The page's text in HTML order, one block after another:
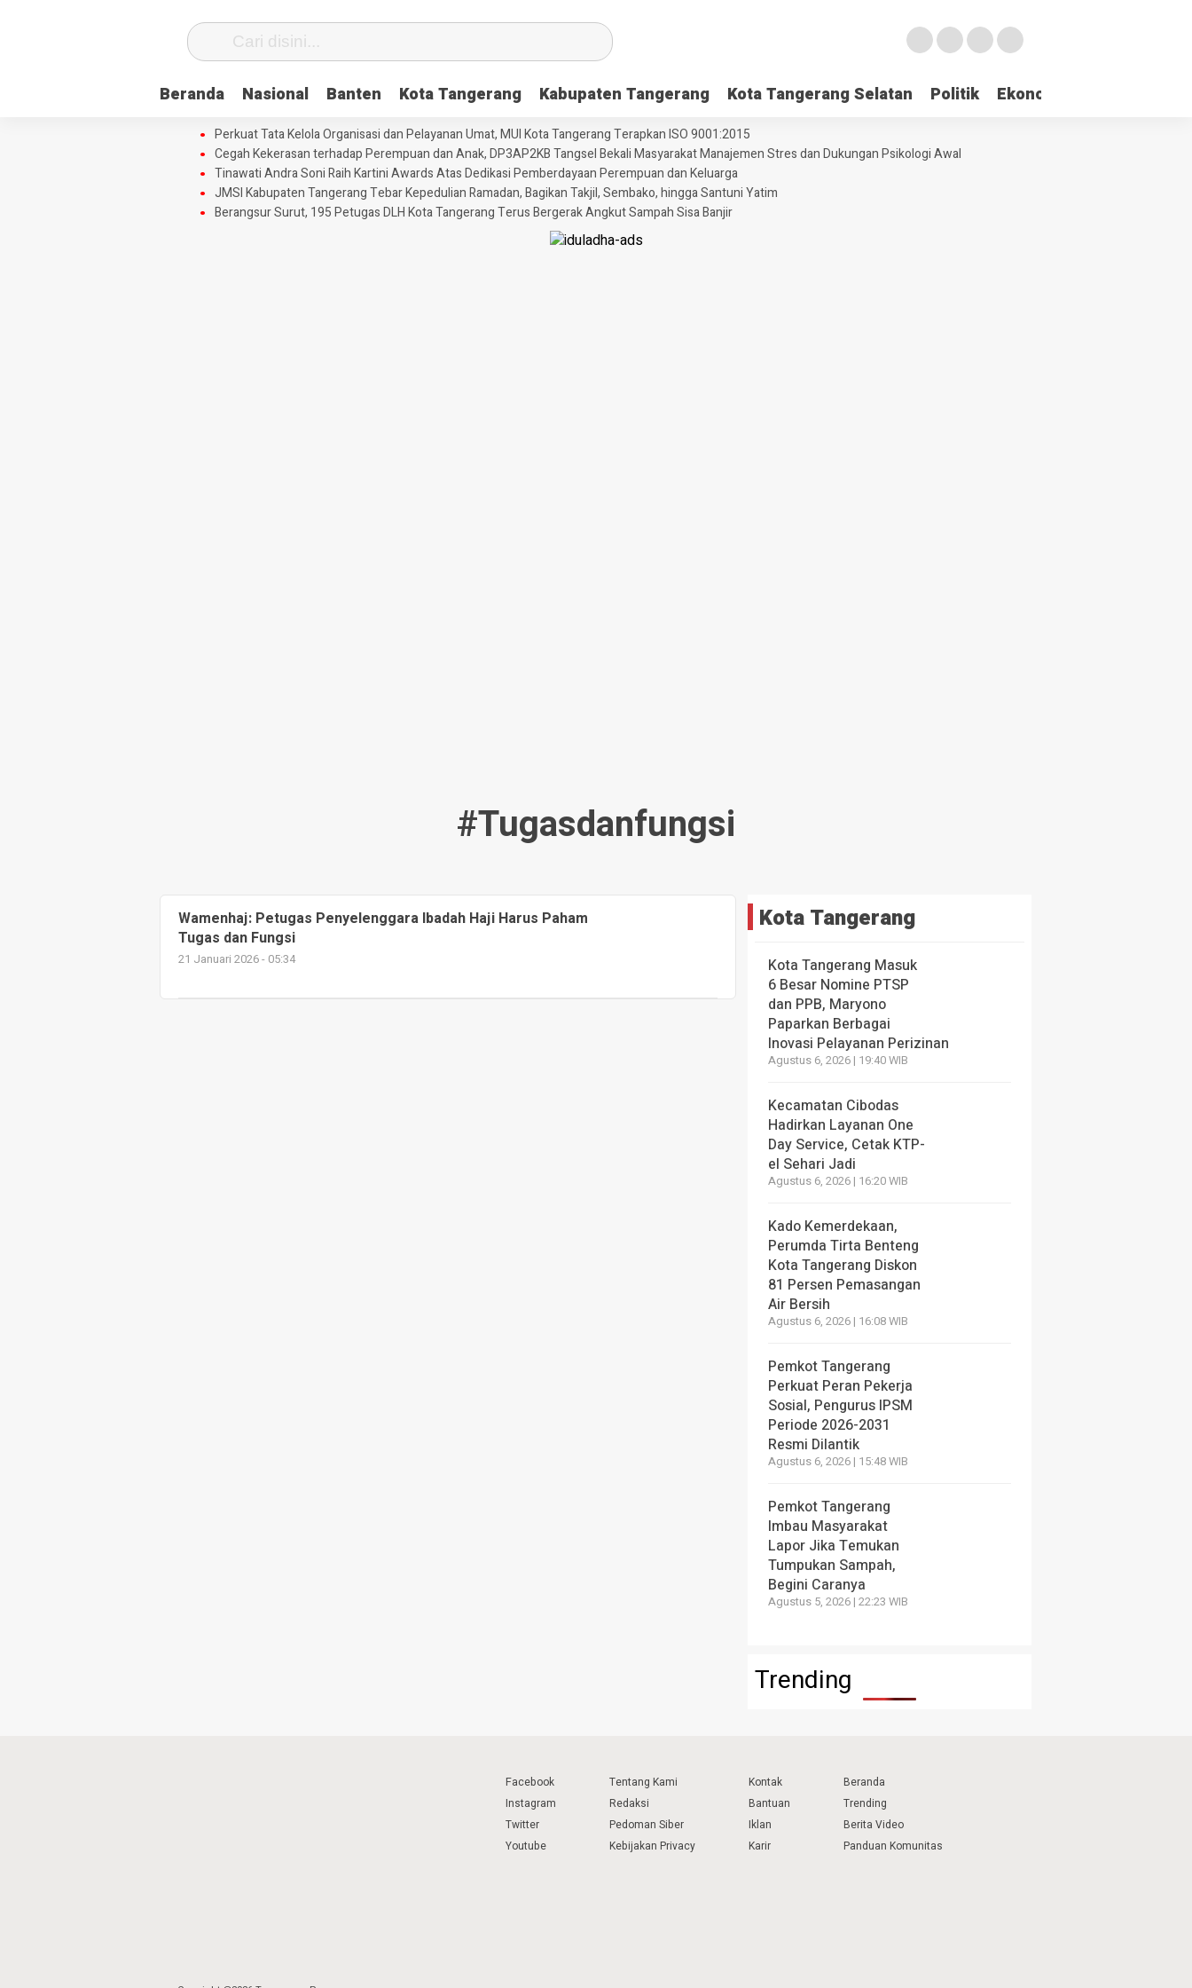
Beranda Nasional Banten Kota Tangerang Kabupaten Tangerang Kota Tangerang Selatan Politik Ekonomi
Perkuat Tata Kelola Organisasi dan Pelayanan Umat, MUI Kota Tangerang Terapkan ISO 9001:2015
Cegah Kekerasan terhadap Perempuan dan Anak, DP3AP2KB Tangsel Bekali Masyarakat Manajemen Stres dan Dukungan Psikologi Awal
Tinawati Andra Soni Raih Kartini Awards Atas Dedikasi Pemberdayaan Perempuan dan Keluarga
JMSI Kabupaten Tangerang Tebar Kepedulian Ramadan, Bagikan Takjil, Sembako, hingga Santuni Yatim
Berangsur Surut, 195 Petugas DLH Kota Tangerang Terus Bergerak Angkut Sampah Sisa Banjir
#tugasdanfungsi
Wamenhaj: Petugas Penyelenggara Ibadah Haji Harus Paham
Tugas dan Fungsi
21 Januari 2026 - 05:34
Kota Tangerang
Kota Tangerang Masuk
6 Besar Nomine PTSP
dan PPB, Maryono
Paparkan Berbagai
Inovasi Pelayanan Perizinan
Agustus 6, 2026 | 19:40 WIB
Kecamatan Cibodas
Hadirkan Layanan One
Day Service, Cetak KTP-
el Sehari Jadi
Agustus 6, 2026 | 16:20 WIB
Kado Kemerdekaan,
Perumda Tirta Benteng
Kota Tangerang Diskon
81 Persen Pemasangan
Air Bersih
Agustus 6, 2026 | 16:08 WIB
Pemkot Tangerang
Perkuat Peran Pekerja
Sosial, Pengurus IPSM
Periode 2026-2031
Resmi Dilantik
Agustus 6, 2026 | 15:48 WIB
Pemkot Tangerang
Imbau Masyarakat
Lapor Jika Temukan
Tumpukan Sampah,
Begini Caranya
Agustus 5, 2026 | 22:23 WIB
Trending
Facebook
Instagram
Twitter
Youtube
Tentang Kami
Redaksi
Pedoman Siber
Kebijakan Privacy
Kontak
Bantuan
Iklan
Karir
Beranda
Trending
Berita Video
Panduan Komunitas